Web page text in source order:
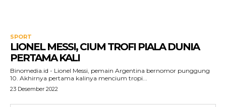
SPORT
LIONEL MESSI, CIUM TROFI PIALA DUNIA
PERTAMA KALI
Binomedia.id - Lionel Messi, pemain Argentina bernomor punggung
10. Akhirnya pertama kalinya mencium tropi...
23 Desember 2022